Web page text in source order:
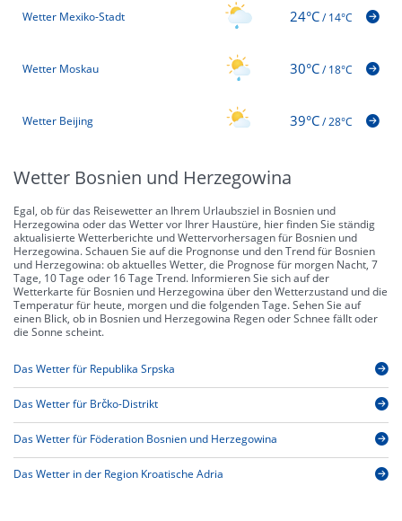
Wetter Mexiko-Stadt 24°C/14°C
Wetter Moskau 30°C/18°C
Wetter Beijing 39°C/28°C
Wetter Bosnien und Herzegowina
Egal, ob für das Reisewetter an Ihrem Urlaubsziel in Bosnien und
Herzegowina oder das Wetter vor Ihrer Haustüre, hier finden Sie ständig
aktualisierte Wetterberichte und Wettervorhersagen für Bosnien und
Herzegowina. Schauen Sie auf die Prognonse und den Trend für Bosnien
und Herzegowina: ob aktuelles Wetter, die Prognose für morgen Nacht, 7
Tage, 10 Tage oder 16 Tage Trend. Informieren Sie sich auf der
Wetterkarte für Bosnien und Herzegowina über den Wetterzustand und die
Temperatur für heute, morgen und die folgenden Tage. Sehen Sie auf
einen Blick, ob in Bosnien und Herzegowina Regen oder Schnee fällt oder
die Sonne scheint.
Das Wetter für Republika Srpska
Das Wetter für Brčko-Distrikt
Das Wetter für Föderation Bosnien und Herzegowina
Das Wetter in der Region Kroatische Adria